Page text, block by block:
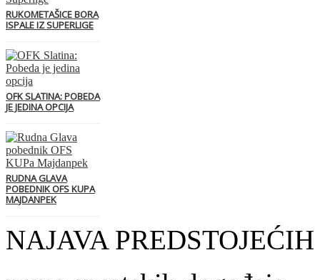
RUKOMETAŠICE BORA
ISPALE IZ SUPERLIGE
OFK SLATINA: POBEDA
JE JEDINA OPCIJA
RUDNA GLAVA
POBEDNIK OFS KUPA
MAJDANPEK
NAJAVA